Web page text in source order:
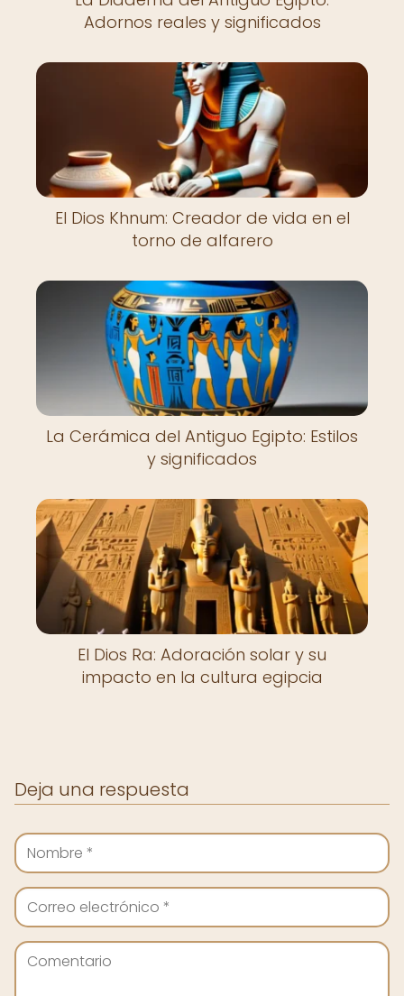
Adornos reales y significados
El Dios Khnum: Creador de vida en el
torno de alfarero
La Cerámica del Antiguo Egipto: Estilos
y significados
El Dios Ra: Adoración solar y su
impacto en la cultura egipcia
Deja una respuesta